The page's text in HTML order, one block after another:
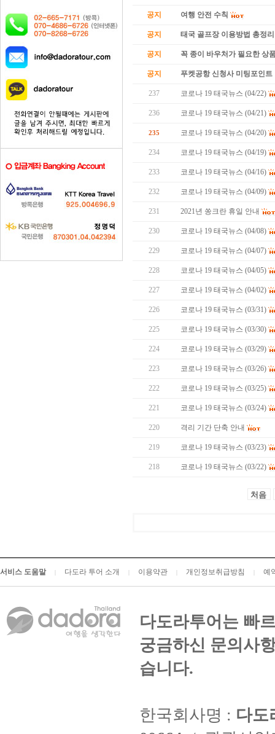
공지 여행 안전 수칙
공지 태국 골프장 이용방법 총정리
공지 꼭 종이 바우처가 필요한 상
공지 푸켓공항 신청사 미팅포인트
237 코로나 19 태국뉴스 (04/22)
236 코로나 19 태국뉴스 (04/21)
235 코로나 19 태국뉴스 (04/20)
234 코로나 19 태국뉴스 (04/19)
233 코로나 19 태국뉴스 (04/16)
232 코로나 19 태국뉴스 (04/09)
231 2021년 쏭크란 휴일 안내
230 코로나 19 태국뉴스 (04/08)
229 코로나 19 태국뉴스 (04/07)
228 코로나 19 태국뉴스 (04/05)
227 코로나 19 태국뉴스 (04/02)
226 코로나 19 태국뉴스 (03/31)
225 코로나 19 태국뉴스 (03/30)
224 코로나 19 태국뉴스 (03/29)
223 코로나 19 태국뉴스 (03/26)
222 코로나 19 태국뉴스 (03/25)
221 코로나 19 태국뉴스 (03/24)
220 격리 기간 단축 안내
219 코로나 19 태국뉴스 (03/23)
218 코로나 19 태국뉴스 (03/22)
처음
서비스 도움말 다도라 투어 소개 이용약관 개인정보취급방침 예
다도라투어는 빠
궁금하신 문의사
습니다.
한국회사명 : 다도